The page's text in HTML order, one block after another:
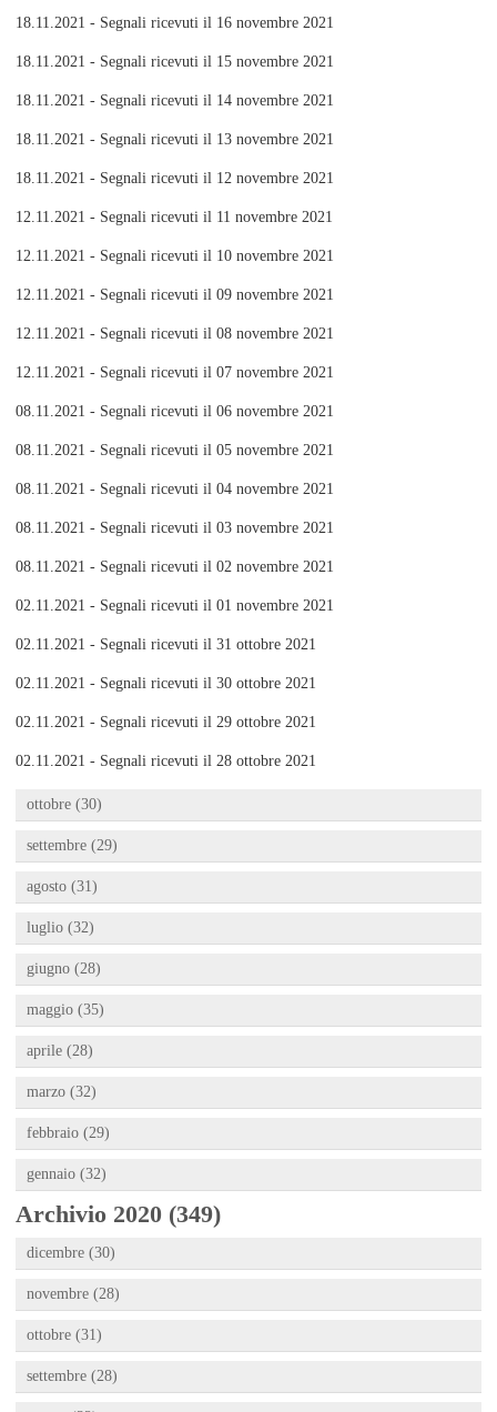
18.11.2021 - Segnali ricevuti il 16 novembre 2021
18.11.2021 - Segnali ricevuti il 15 novembre 2021
18.11.2021 - Segnali ricevuti il 14 novembre 2021
18.11.2021 - Segnali ricevuti il 13 novembre 2021
18.11.2021 - Segnali ricevuti il 12 novembre 2021
12.11.2021 - Segnali ricevuti il 11 novembre 2021
12.11.2021 - Segnali ricevuti il 10 novembre 2021
12.11.2021 - Segnali ricevuti il 09 novembre 2021
12.11.2021 - Segnali ricevuti il 08 novembre 2021
12.11.2021 - Segnali ricevuti il 07 novembre 2021
08.11.2021 - Segnali ricevuti il 06 novembre 2021
08.11.2021 - Segnali ricevuti il 05 novembre 2021
08.11.2021 - Segnali ricevuti il 04 novembre 2021
08.11.2021 - Segnali ricevuti il 03 novembre 2021
08.11.2021 - Segnali ricevuti il 02 novembre 2021
02.11.2021 - Segnali ricevuti il 01 novembre 2021
02.11.2021 - Segnali ricevuti il 31 ottobre 2021
02.11.2021 - Segnali ricevuti il 30 ottobre 2021
02.11.2021 - Segnali ricevuti il 29 ottobre 2021
02.11.2021 - Segnali ricevuti il 28 ottobre 2021
ottobre (30)
settembre (29)
agosto (31)
luglio (32)
giugno (28)
maggio (35)
aprile (28)
marzo (32)
febbraio (29)
gennaio (32)
Archivio 2020 (349)
dicembre (30)
novembre (28)
ottobre (31)
settembre (28)